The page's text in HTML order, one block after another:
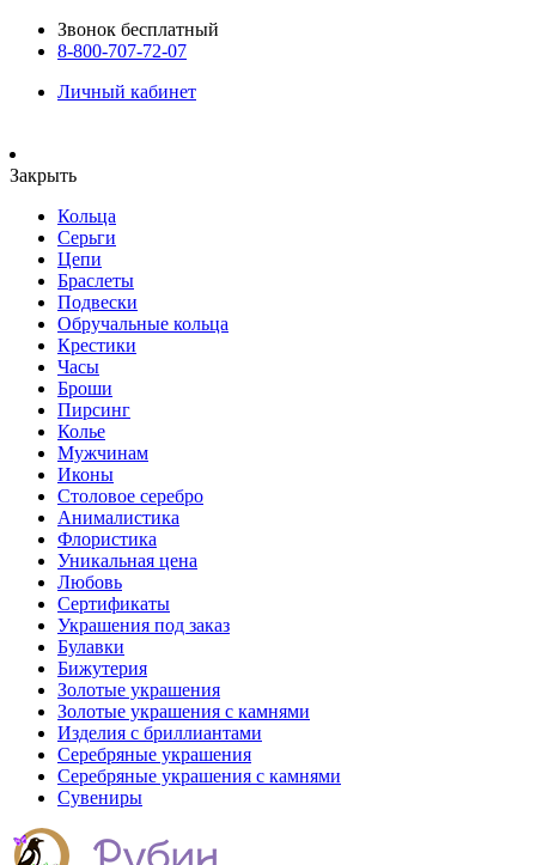
Звонок бесплатный
8-800-707-72-07
Личный кабинет
Закрыть
Кольца
Серьги
Цепи
Браслеты
Подвески
Обручальные кольца
Крестики
Часы
Броши
Пирсинг
Колье
Мужчинам
Иконы
Столовое серебро
Анималистика
Флористика
Уникальная цена
Любовь
Сертификаты
Украшения под заказ
Булавки
Бижутерия
Золотые украшения
Золотые украшения с камнями
Изделия с бриллиантами
Серебряные украшения
Серебряные украшения с камнями
Сувениры